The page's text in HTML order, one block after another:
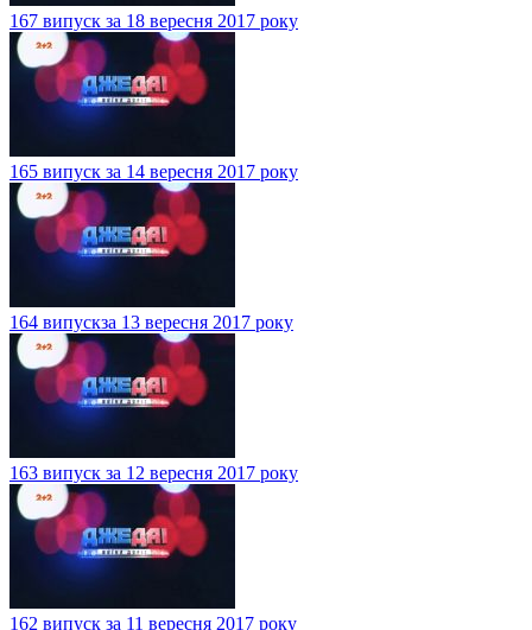
167 випуск за 18 вересня 2017 року
165 випуск за 14 вересня 2017 року
164 випускза 13 вересня 2017 року
163 випуск за 12 вересня 2017 року
162 випуск за 11 вересня 2017 року